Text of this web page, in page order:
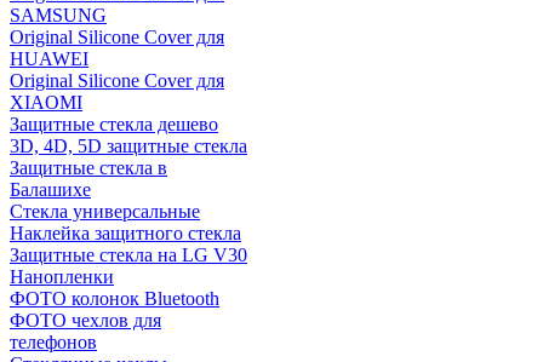
SAMSUNG
Original Silicone Cover для
HUAWEI
Original Silicone Cover для
XIAOMI
Защитные стекла дешево
3D, 4D, 5D защитные стекла
Защитные стекла в
Балашихе
Стекла универсальные
Наклейка защитного стекла
Защитные стекла на LG V30
Нанопленки
ФОТО колонок Bluetooth
ФOTO чехлов для
телефонов